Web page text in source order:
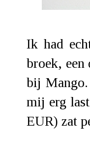
Ik had
broek, een
bij
mij erg
EUR) zat